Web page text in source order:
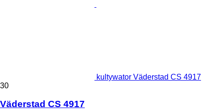
kultywator Väderstad CS 4917
30
Väderstad CS 4917